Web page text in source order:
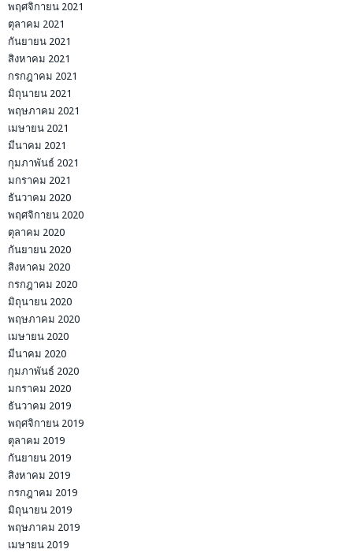
พฤศจิกายน 2021
ตุลาคม 2021
กันยายน 2021
สิงหาคม 2021
กรกฎาคม 2021
มิถุนายน 2021
พฤษภาคม 2021
เมษายน 2021
มีนาคม 2021
กุมภาพันธ์ 2021
มกราคม 2021
ธันวาคม 2020
พฤศจิกายน 2020
ตุลาคม 2020
กันยายน 2020
สิงหาคม 2020
กรกฎาคม 2020
มิถุนายน 2020
พฤษภาคม 2020
เมษายน 2020
มีนาคม 2020
กุมภาพันธ์ 2020
มกราคม 2020
ธันวาคม 2019
พฤศจิกายน 2019
ตุลาคม 2019
กันยายน 2019
สิงหาคม 2019
กรกฎาคม 2019
มิถุนายน 2019
พฤษภาคม 2019
เมษายน 2019